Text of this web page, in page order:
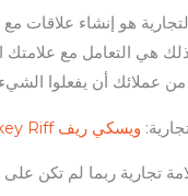
هو إنشاء علاقات مع
هي التعامل مع علامتك
عملائك أن يفعلوا
ويسكي ريف Riff
تجارية ربما لم تكن على